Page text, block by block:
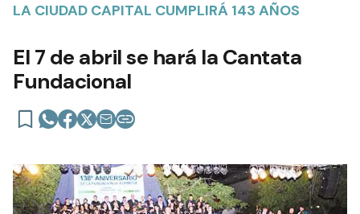
LA CIUDAD CAPITAL CUMPLIRÁ 143 AÑOS
El 7 de abril se hará la Cantata
Fundacional